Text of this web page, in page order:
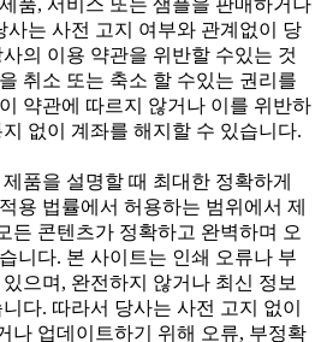
사는 사전 고지 여부와 관계없이 당
의 이용 약관을 위반할 수있는 것
취소 또는 축소 할 수있는 권리를
약관에 따르지 않거나 이를 위반하
없이 계좌를 해지할 수 있습니다.
품을 설명할 때 최대한 정확하게
용 법률에서 허용하는 범위에서 제
든 콘텐츠가 정확하고 완벽하며 오
니다. 본 사이트는 인쇄 오류나 부
으며, 완전하지 않거나 최신 정보
다. 따라서 당사는 사전 고지 없이
나 업데이트하기 위해 오류, 부정확